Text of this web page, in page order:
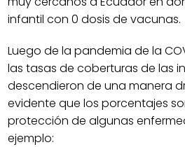
infantil con 0 dosis de vacunas.
Luego de la pandemia de la
las tasas de coberturas de las
descendieron de una manera
evidente que los porcentajes
protección de algunas
ejemplo: